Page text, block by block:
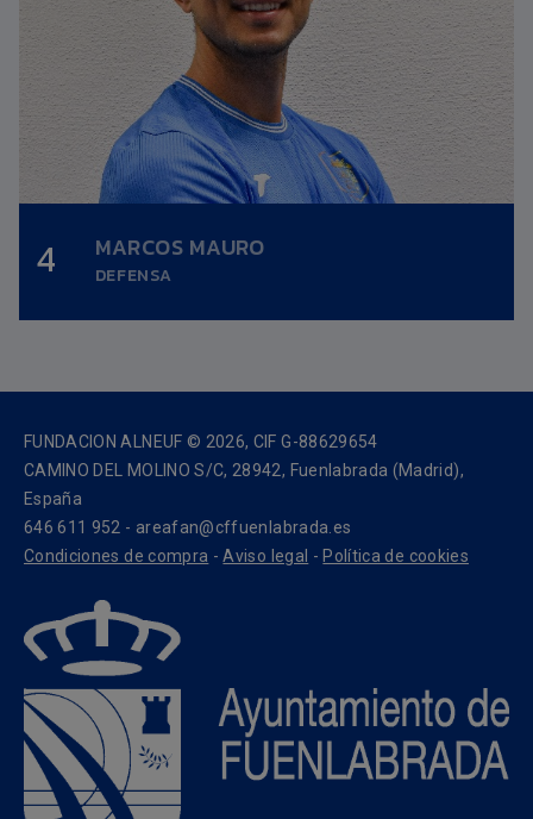
4 MARCOS MAURO
DEFENSA
Altura:0,00m.
Fecha nacimiento:
FUNDACION ALNEUF © 2026, CIF G-88629654
CAMINO DEL MOLINO S/C, 28942, Fuenlabrada (Madrid),
España
646 611 952 - areafan@cffuenlabrada.es
Condiciones de compra -Aviso legal - Política de cookies